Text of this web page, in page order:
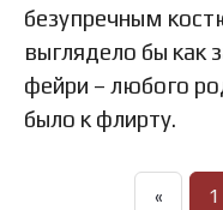
безупречным
выглядело бы как
фейри – любого
было к флирту.
« 1